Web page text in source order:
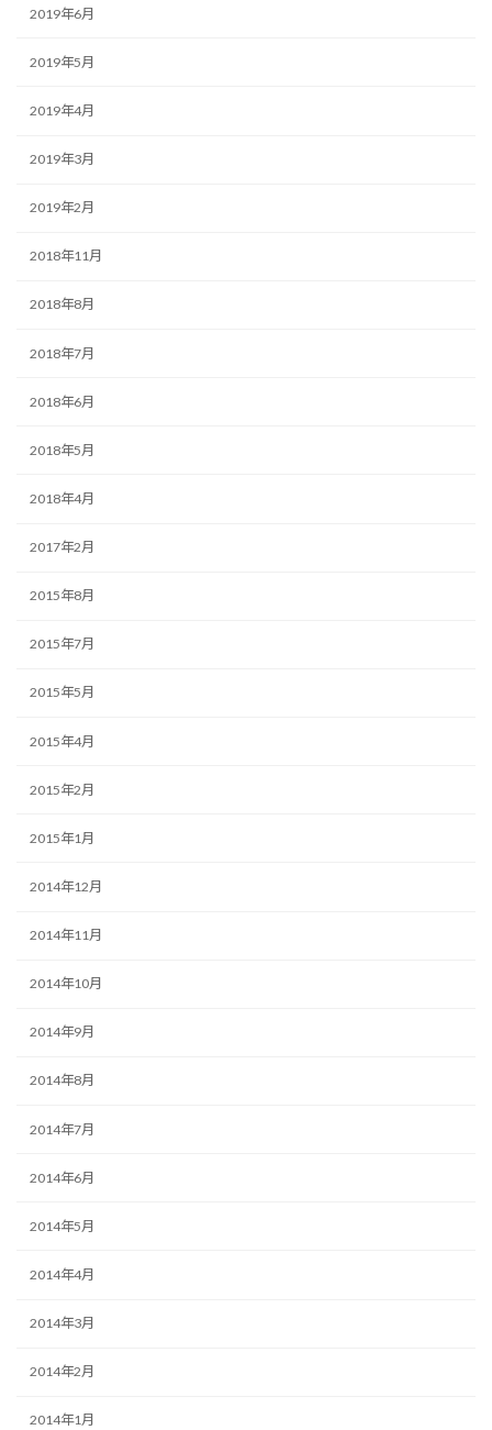
2019年6月
2019年5月
2019年4月
2019年3月
2019年2月
2018年11月
2018年8月
2018年7月
2018年6月
2018年5月
2018年4月
2017年2月
2015年8月
2015年7月
2015年5月
2015年4月
2015年2月
2015年1月
2014年12月
2014年11月
2014年10月
2014年9月
2014年8月
2014年7月
2014年6月
2014年5月
2014年4月
2014年3月
2014年2月
2014年1月